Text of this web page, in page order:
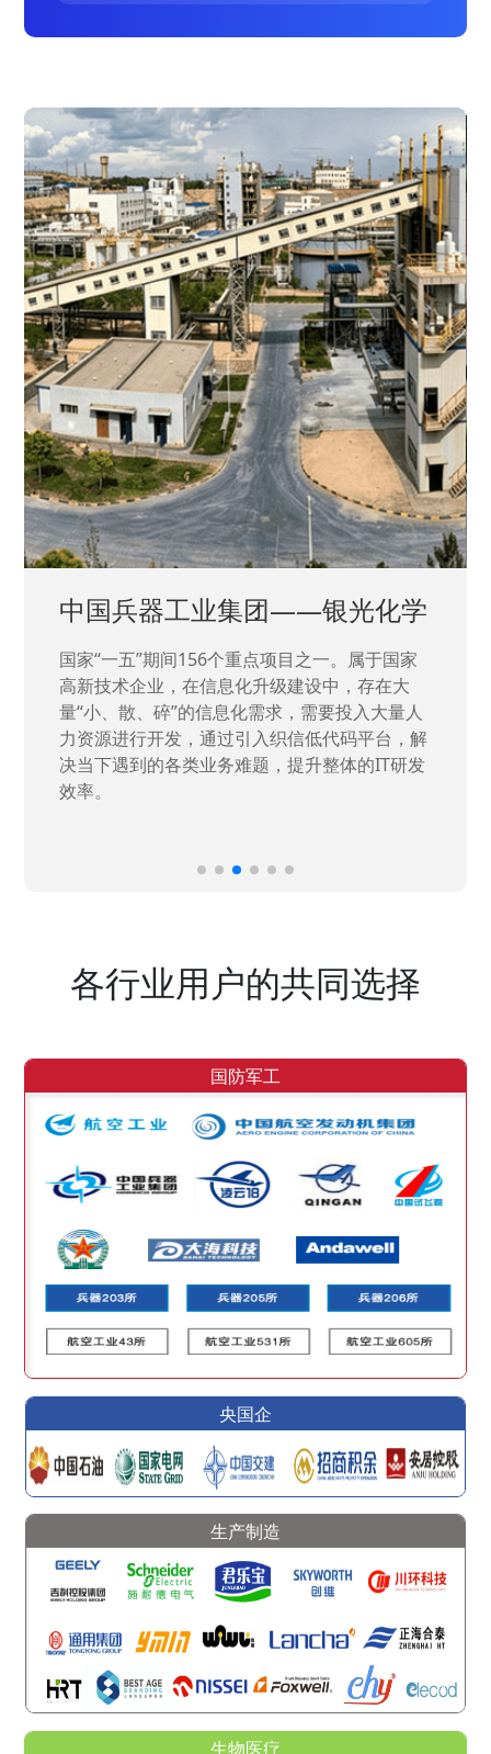
中国兵器工业集团——银光化学
国家“一五”期间156个重点项目之一。属于国家
高新技术企业，在信息化升级建设中，存在大
量“小、散、碎”的信息化需求，需要投入大量人
力资源进行开发，通过引入织信低代码平台，解
决当下遇到的各类业务难题，提升整体的IT研发
效率。
各行业用户的共同选择
国防军工
央国企
生产制造
生物医疗